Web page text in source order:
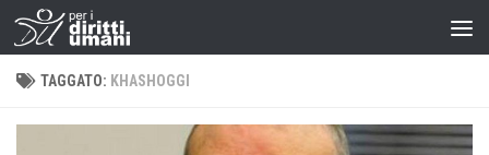
TAGGATO: KHASHOGGI